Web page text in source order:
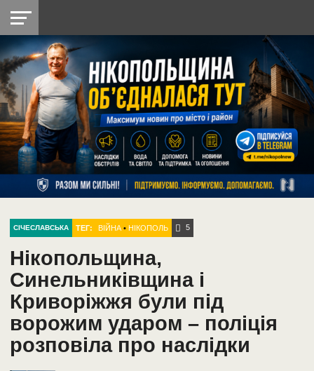
НІКОПОЛЬ
РАЙОН
СІЧЕСЛАВСЬКА
УКРАЇНА
РЕТРО
НІКОПОЛЬ
ЛАЙТ
УКРАЇНА
ДОПОМОГА
РАДІО
СІЧЕСЛАВСЬКА ТЕГ: ВІЙНА •НІКОПОЛЬ 5
Нікопольщина,
Синельниківщина і
Криворіжжя були під
ворожим ударом – поліція
розповіла про наслідки